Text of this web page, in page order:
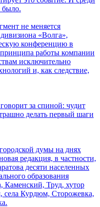
было.
не меняется
«Волга»,
конференцию в
работы компании
исключительно
и, как следствие,
за спиной: чудит
делать первый шаги
думы на днях
редакция, в частности,
десяти населенных
образования
Каменский, Труд, хутор
села Курдюм, Сторожевка,